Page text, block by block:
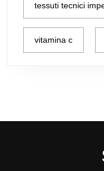
tessuti tecnici
vitamina c